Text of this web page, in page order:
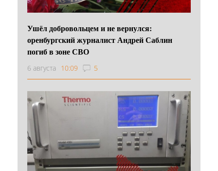
Ушёл добровольцем и не вернулся:
оренбургский журналист Андрей Саблин
погиб в зоне СВО
6 августа 10:09 5